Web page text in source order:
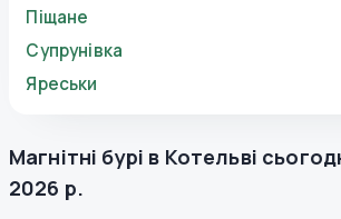
Піщане
Супрунівка
Яреськи
Магнітні бурі в Котельві
2026 р.